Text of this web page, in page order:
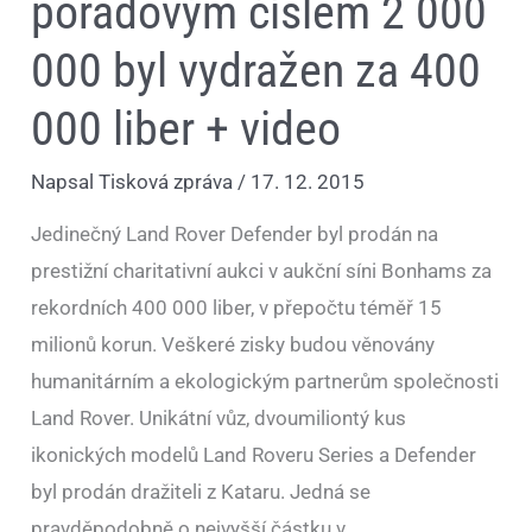
pořadovým číslem 2 000
000 byl vydražen za 400
000 liber + video
NapsalTisková zpráva/ 17. 12. 2015
Jedinečný Land Rover Defender byl prodán na
prestižní charitativní aukci v aukční síni Bonhams za
rekordních 400 000 liber, v přepočtu téměř 15
milionů korun. Veškeré zisky budou věnovány
humanitárním a ekologickým partnerům společnosti
Land Rover. Unikátní vůz, dvoumiliontý kus
ikonických modelů Land Roveru Series a Defender
byl prodán dražiteli z Kataru. Jedná se
video